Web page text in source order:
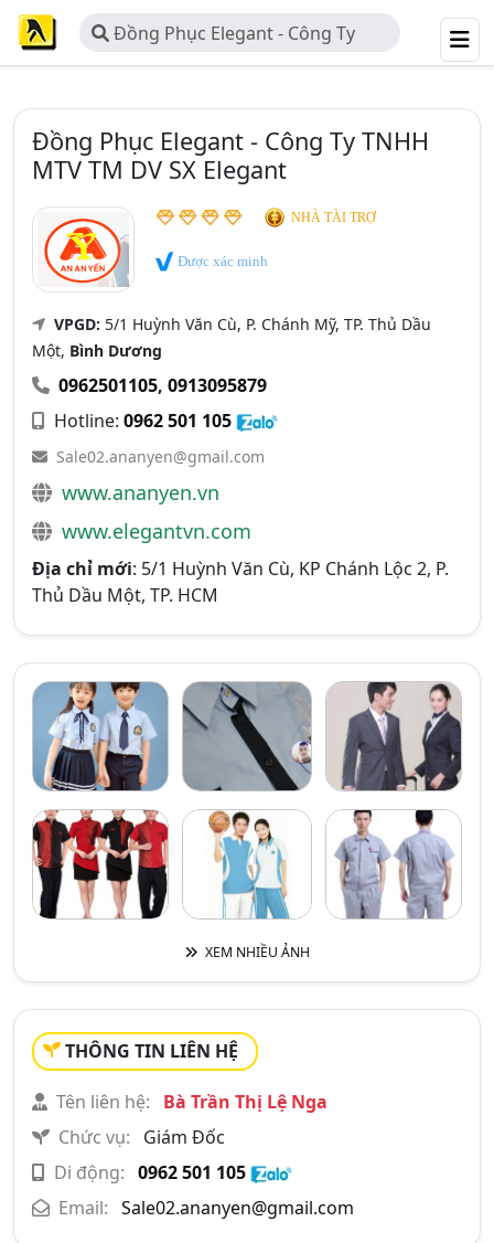
Đồng Phục Elegant - Công Ty
TNHH MTV TM DV SX Elegant
Đồng Phục Elegant - Công Ty TNHH
MTV TM DV SX Elegant
NHÀ TÀI TRỢ
Được xác minh
VPGD: 5/1 Huỳnh Văn Cù, P. Chánh Mỹ, TP. Thủ Dầu
Một, Bình Dương
0962501105, 0913095879
Hotline: 0962 501 105
Sale02.ananyen@gmail.com
www.ananyen.vn
www.elegantvn.com
Địa chỉ mới: 5/1 Huỳnh Văn Cù, KP Chánh Lộc 2, P.
Thủ Dầu Một, TP. HCM
XEM NHIỀU ẢNH
THÔNG TIN LIÊN HỆ
Tên liên hệ:
Bà Trần Thị Lệ Nga
Chức vụ:
Giám Đốc
Di động: 0962 501 105
Email: Sale02.ananyen@gmail.com